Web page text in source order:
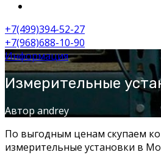
+7(499)394-52-27
+7(968)688-10-90
Информация
Измерительные
Автор andrey
По выгодным ценам скупаем
измерительные установки в